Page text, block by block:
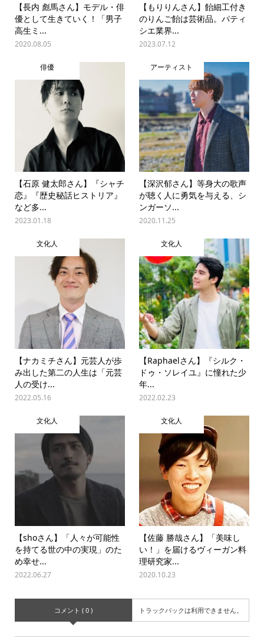
【長内 彪馬さん】モデル・俳
優として生きていく！「男子
高生ミ...
2020.08.05
【もりりんさん】飴細工付き
のりんご飴は芸術品。パティ
シエ業界...
2023.07.12
俳優
【石原 健太郎さん】『シャチ
恋』『歴史秘話ヒストリア』
など多...
2023.01.18
アーティスト
【深沢郁さん】等身大の歌声
が聴く人に勇気を与える、シ
ンガーソ...
2020.11.25
文化人
【ナカミチさん】元芸人が歩
み出した第二の人生は「元芸
人の受け...
2022.05.16
文化人
【Raphaelさん】『シルク・
ドゥ・ソレイユ』に憧れた少
年...
2022.02.23
文化人
【shoさん】「人々が可能性
を持てる世の中の実現」のた
め幸せ...
2022.06.27
文化人
【佐藤 勝哉さん】「美味し
い！」を届けるヴィーガン料
理研究家...
2020.10.23
コメント ( 0 ) トラックバックは利用できません。